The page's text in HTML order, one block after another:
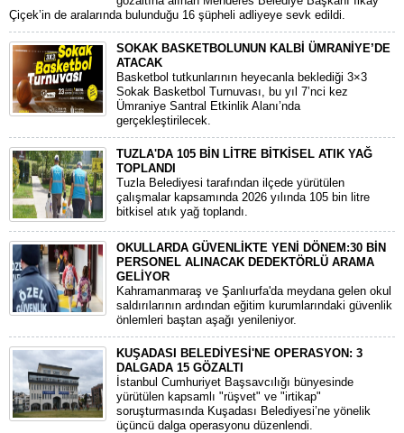
Çiçek’in de aralarında bulunduğu 16 şüpheli adliyeye sevk edildi.
SOKAK BASKETBOLUNUN KALBİ ÜMRANİYE’DE
ATACAK
Basketbol tutkunlarının heyecanla beklediği 3×3
Sokak Basketbol Turnuvası, bu yıl 7’nci kez
Ümraniye Santral Etkinlik Alanı’nda
gerçekleştirilecek.
TUZLA'DA 105 BİN LİTRE BİTKİSEL ATIK YAĞ
TOPLANDI
Tuzla Belediyesi tarafından ilçede yürütülen
çalışmalar kapsamında 2026 yılında 105 bin litre
bitkisel atık yağ toplandı.
OKULLARDA GÜVENLİKTE YENİ DÖNEM:30 BİN
PERSONEL ALINACAK DEDEKTÖRLÜ ARAMA
GELİYOR
​Kahramanmaraş ve Şanlıurfa'da meydana gelen okul
saldırılarının ardından eğitim kurumlarındaki güvenlik
önlemleri baştan aşağı yenileniyor.
KUŞADASI BELEDİYESİ'NE OPERASYON: 3
DALGADA 15 GÖZALTI
​İstanbul Cumhuriyet Başsavcılığı bünyesinde
yürütülen kapsamlı "rüşvet" ve "irtikap"
soruşturmasında Kuşadası Belediyesi’ne yönelik
üçüncü dalga operasyonu düzenlendi.